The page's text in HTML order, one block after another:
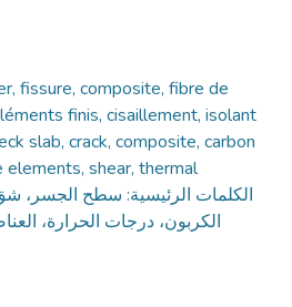
fissure, composite, fibre de
finis, cisaillement, isolant
slab, crack, composite, carbon
shear, thermal
الكلمات الرئيسية: سطح الجسر،
الكربون، درجات الحرارة،